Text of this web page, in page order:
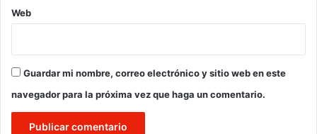
Web
Guardar mi nombre, correo electrónico y sitio web en este
navegador para la próxima vez que haga un comentario.